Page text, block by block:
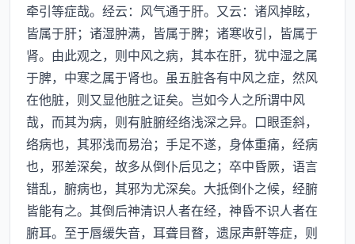
牵引等症哉。经云：风气通于肝。又云：诸风掉眩，
皆属于肝；诸湿肿满，皆属于脾；诸寒收引，皆属于
肾。由此观之，则中风之病，其本在肝，犹中湿之属
于脾，中寒之属于肾也。虽五脏各有中风之症，然风
在他脏，则又显他脏之证矣。岂如今人之所谓中风
哉，而其为病，则有脏腑经络浅深之异。口眼歪斜，
络病也，其邪浅而易治；手足不遂，身体重痛，经病
也，邪差深矣，故多从倒仆后见之；卒中昏厥，语言
错乱，腑病也，其邪为尤深矣。大抵倒仆之候，经腑
皆能有之。其倒后神清识人者在经，神昏不识人者在
腑耳。至于唇缓失音，耳聋目瞀，遗尿声鼾等症，则